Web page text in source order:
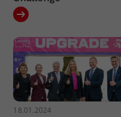
18.01.2024